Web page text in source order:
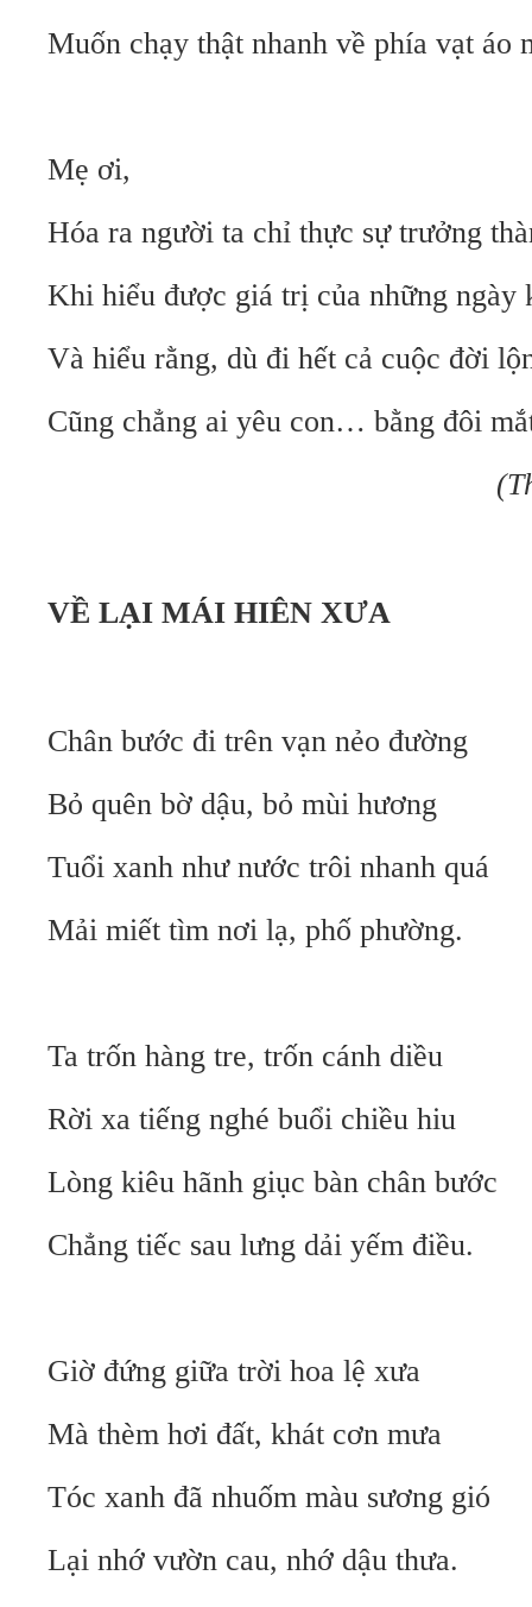
Muốn chạy thật nhanh về phía vạt áo
Mẹ ơi,
Hóa ra người ta chỉ thực sự trưởng
Khi hiểu được giá trị của những ngày
Và hiểu rằng, dù đi hết cả cuộc đời
Cũng chẳng ai yêu con… bằng đôi
(Tháng 5/
VỀ LẠI MÁI HIÊN XƯA
Chân bước đi trên vạn nẻo đường
Bỏ quên bờ dậu, bỏ mùi hương
Tuổi xanh như nước trôi nhanh quá
Mải miết tìm nơi lạ, phố phường.
Ta trốn hàng tre, trốn cánh diều
Rời xa tiếng nghé buổi chiều hiu
Lòng kiêu hãnh giục bàn chân bước
Chẳng tiếc sau lưng dải yếm điều.
Giờ đứng giữa trời hoa lệ xưa
Mà thèm hơi đất, khát cơn mưa
Tóc xanh đã nhuốm màu sương gió
Lại nhớ vườn cau, nhớ dậu thưa.